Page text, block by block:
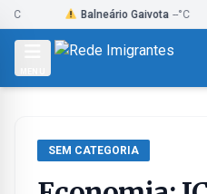
Skip
to
Balneário Gaivota --°C
SEM CATEGORIA